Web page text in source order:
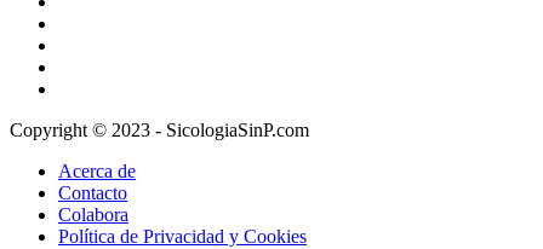
Copyright © 2023 - SicologiaSinP.com
Acerca de
Contacto
Colabora
Política de Privacidad y Cookies